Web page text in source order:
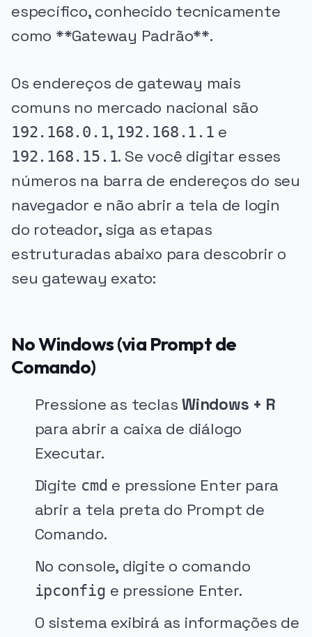
específico, conhecido tecnicamente
como **Gateway Padrão**.
Os endereços de gateway mais
comuns no mercado nacional são
192.168.0.1, 192.168.1.1 e
192.168.15.1. Se você digitar esses
números na barra de endereços do seu
navegador e não abrir a tela de login
do roteador, siga as etapas
estruturadas abaixo para descobrir o
seu gateway exato:
No Windows (via Prompt de
Comando)
Pressione as teclasWindows + R
para abrir a caixa de diálogo
Executar.
Digite cmd e pressione Enter para
abrir a tela preta do Prompt de
Comando.
No console, digite o comando
ipconfig e pressione Enter.
O sistema exibirá as informações de